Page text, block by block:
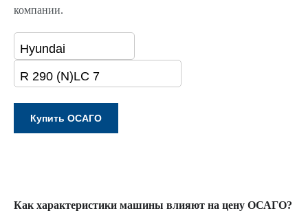
компании.
Как характеристики машины влияют на цену ОСАГО?